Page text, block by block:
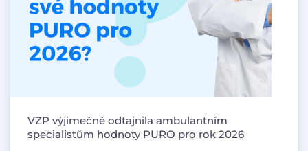
VZP výjimečně odtajnila ambulantním
specialistům hodnoty PURO pro rok 2026